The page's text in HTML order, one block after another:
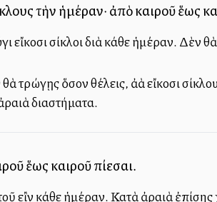
τὴν ἡμέραν· ἀπὸ καιροῦ ἕως
εἴκοσι σίκλοι διὰ κάθε ἡμέραν.
ὅσον θέλεις, ἀλλὰ εἴκοσι
διαστήματα.
ἕως καιροῦ πίεσαι.
εἲν κάθε ἡμέραν. Κατὰ ἀραιὰ